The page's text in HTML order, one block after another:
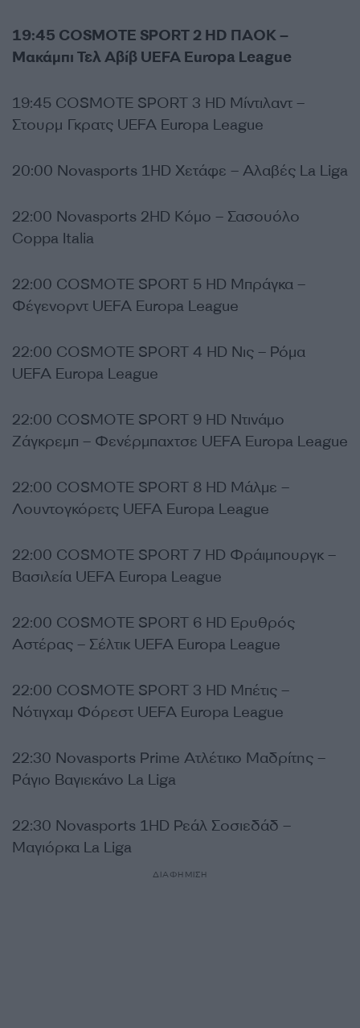
19:45 COSMOTE SPORT 2 HD ΠΑΟΚ –
Μακάμπι Τελ Αβίβ UEFA Europa League
19:45 COSMOTE SPORT 3 HD Μίντιλαντ –
Στουρμ Γκρατς UEFA Europa League
20:00 Novasports 1HD Χετάφε – Αλαβές La Liga
22:00 Novasports 2HD Κόμο – Σασουόλο
Coppa Italia
22:00 COSMOTE SPORT 5 HD Μπράγκα –
Φέγενορντ UEFA Europa League
22:00 COSMOTE SPORT 4 HD Νις – Ρόμα
UEFA Europa League
22:00 COSMOTE SPORT 9 HD Ντινάμο
Ζάγκρεμπ – Φενέρμπαχτσε UEFA Europa League
22:00 COSMOTE SPORT 8 HD Μάλμε –
Λουντογκόρετς UEFA Europa League
22:00 COSMOTE SPORT 7 HD Φράιμπουργκ –
Βασιλεία UEFA Europa League
22:00 COSMOTE SPORT 6 HD Ερυθρός
Αστέρας – Σέλτικ UEFA Europa League
22:00 COSMOTE SPORT 3 HD Μπέτις –
Νότιγχαμ Φόρεστ UEFA Europa League
22:30 Novasports Prime Ατλέτικο Μαδρίτης –
Ράγιο Βαγιεκάνο La Liga
22:30 Novasports 1HD Ρεάλ Σοσιεδάδ –
Μαγιόρκα La Liga
ΔΙΑΦΗΜΙΣΗ